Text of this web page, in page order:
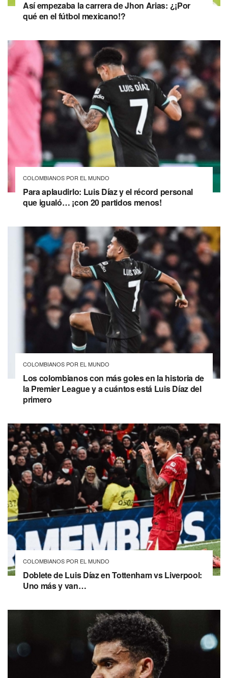
Así empezaba la carrera de Jhon Arias: ¿¡Por
qué en el fútbol mexicano!?
COLOMBIANOS POR EL MUNDO
Para aplaudirlo: Luis Díaz y el récord personal
que igualó… ¡con 20 partidos menos!
COLOMBIANOS POR EL MUNDO
Los colombianos con más goles en la historia de
la Premier League y a cuántos está Luis Díaz del
primero
COLOMBIANOS POR EL MUNDO
Doblete de Luis Díaz en Tottenham vs Liverpool:
Uno más y van…